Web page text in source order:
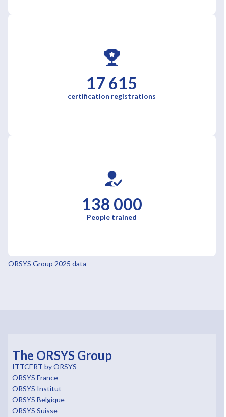
17 615
certification registrations
138 000
People trained
ORSYS Group 2025 data
The ORSYS Group
ITTCERT by ORSYS
ORSYS France
ORSYS Institut
ORSYS Belgique
ORSYS Suisse